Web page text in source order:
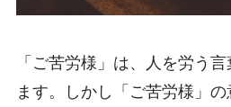
「ご苦労様」は、人を労う
ます。しかし「ご苦労様」